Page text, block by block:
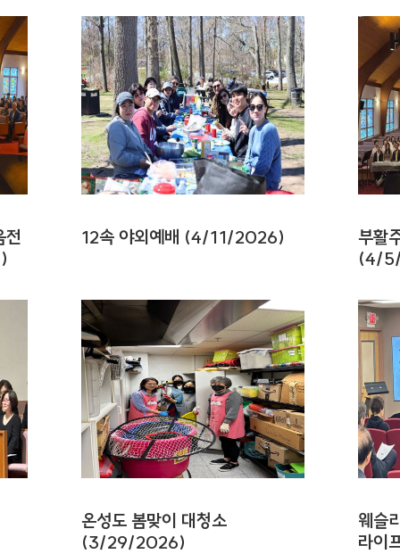
전
12속 야외예배 (4/11/2026)
부활
(4/
온성도 봄맞이 대청소
(3/29/2026)
웨슬
라이